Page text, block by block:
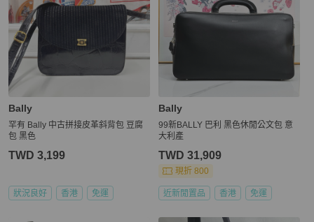
Bally
罕有 Bally 中古拼接皮革斜背包 豆腐
包 黑色
TWD 3,199
狀況良好 香港 免運
Bally
99新BALLY 巴利 黑色休閒公文包 意
大利產
TWD 31,909
現折 800
近新閒置品 香港 免運